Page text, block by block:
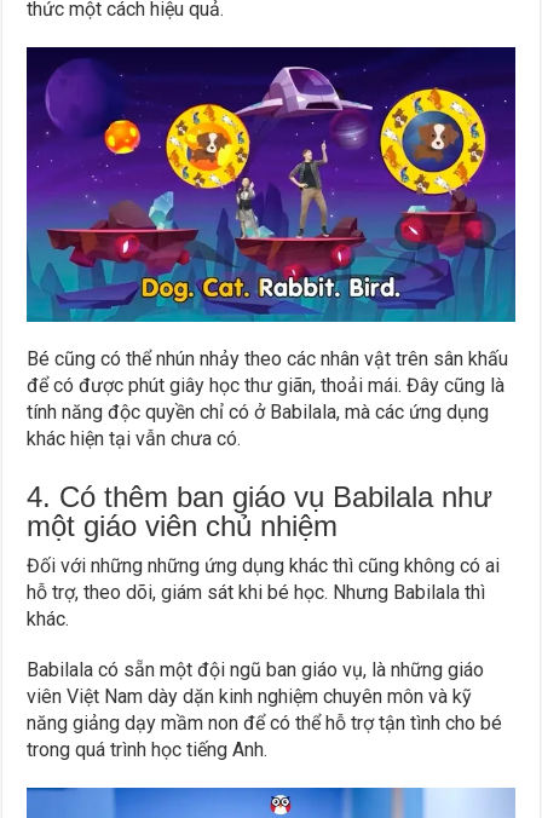
thức một cách hiệu quả.
Bé cũng có thể nhún nhảy theo các nhân vật trên sân khấu
để có được phút giây học thư giãn, thoải mái. Đây cũng là
tính năng độc quyền chỉ có ở Babilala, mà các ứng dụng
khác hiện tại vẫn chưa có.
4. Có thêm ban giáo vụ Babilala như
một giáo viên chủ nhiệm
Đối với những những ứng dụng khác thì cũng không có ai
hỗ trợ, theo dõi, giám sát khi bé học. Nhưng Babilala thì
khác.
Babilala có sẵn một đội ngũ ban giáo vụ, là những giáo
viên Việt Nam dày dặn kinh nghiệm chuyên môn và kỹ
năng giảng dạy mầm non để có thể hỗ trợ tận tình cho bé
trong quá trình học tiếng Anh.